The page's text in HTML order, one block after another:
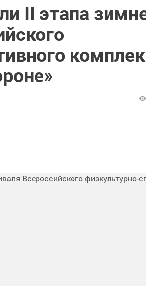
II этапа